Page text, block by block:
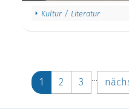
Kultur / Literatur
1 2 3 …